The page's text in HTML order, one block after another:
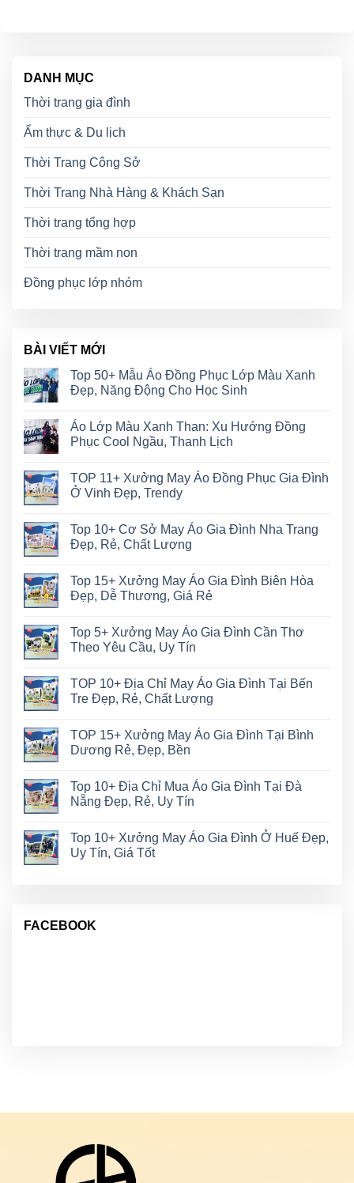
DANH MỤC
Thời trang gia đình
Ẩm thực & Du lịch
Thời Trang Công Sở
Thời Trang Nhà Hàng & Khách Sạn
Thời trang tổng hợp
Thời trang mầm non
Đồng phục lớp nhóm
BÀI VIẾT MỚI
Top 50+ Mẫu Áo Đồng Phục Lớp Màu Xanh
Đẹp, Năng Động Cho Học Sinh
Áo Lớp Màu Xanh Than: Xu Hướng Đồng
Phục Cool Ngầu, Thanh Lịch
TOP 11+ Xưởng May Áo Đồng Phục Gia Đình
Ở Vinh Đẹp, Trendy
Top 10+ Cơ Sở May Áo Gia Đình Nha Trang
Đẹp, Rẻ, Chất Lượng
Top 15+ Xưởng May Áo Gia Đình Biên Hòa
Đẹp, Dễ Thương, Giá Rẻ
Top 5+ Xưởng May Áo Gia Đình Cần Thơ
Theo Yêu Cầu, Uy Tín
TOP 10+ Địa Chỉ May Áo Gia Đình Tại Bến
Tre Đẹp, Rẻ, Chất Lượng
TOP 15+ Xưởng May Áo Gia Đình Tại Bình
Dương Rẻ, Đẹp, Bền
Top 10+ Địa Chỉ Mua Áo Gia Đình Tại Đà
Nẵng Đẹp, Rẻ, Uy Tín
Top 10+ Xưởng May Áo Gia Đình Ở Huế Đẹp,
Uy Tín, Giá Tốt
FACEBOOK